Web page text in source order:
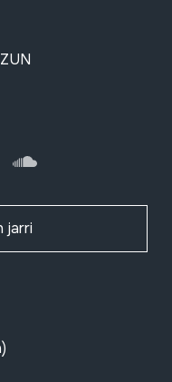
Flickr SoundCloud
jarri